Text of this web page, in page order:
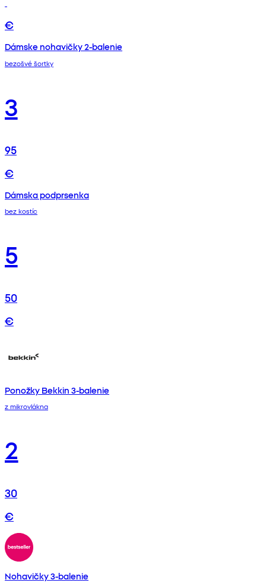
€
Dámske nohavičky 2-balenie
bezošvé šortky
3
95
€
Dámska podprsenka
bez kostíc
5
50
€
Ponožky Bekkin 3-balenie
z mikrovlákna
2
30
€
Nohavičky 3-balenie